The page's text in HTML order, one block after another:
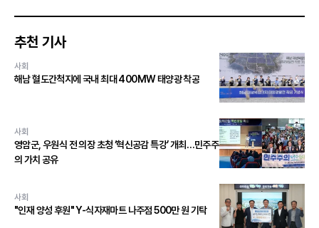
추천 기사
사회
해남 혈도간척지에 국내 최대 400MW 태양광 착공
사회
영암군, 우원식 전 의장 초청 ‘혁신공감 특강’ 개최…민주주
의 가치 공유
사회
"인재 양성 후원" Y-식자재마트 나주점 500만 원 기탁